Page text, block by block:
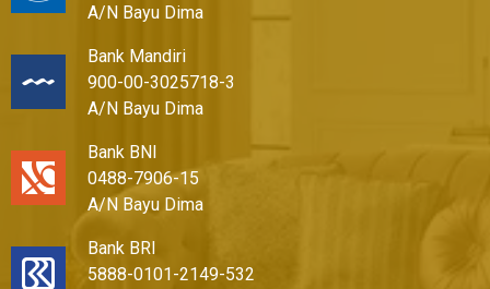
A/N Bayu Dima
Bank Mandiri
900-00-3025718-3
A/N Bayu Dima
Bank BNI
0488-7906-15
A/N Bayu Dima
Bank BRI
5888-0101-2149-532